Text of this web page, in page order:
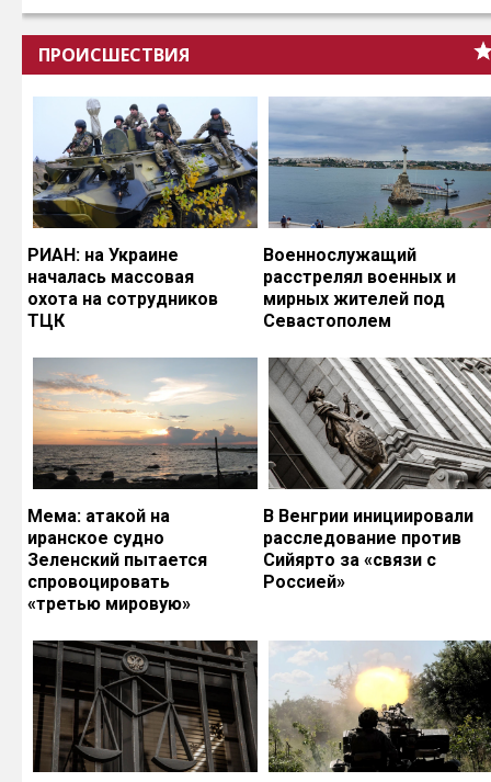
ПРОИСШЕСТВИЯ
РИАН: на Украине
началась массовая
охота на сотрудников
ТЦК
Военнослужащий
расстрелял военных и
мирных жителей под
Севастополем
Мема: атакой на
иранское судно
Зеленский пытается
спровоцировать
«третью мировую»
В Венгрии инициировали
расследование против
Сийярто за «связи с
Россией»